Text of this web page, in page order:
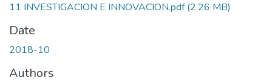
11 INVESTIGACION E INNOVACION.pdf(2.26 MB)
Date
2018-10
Authors